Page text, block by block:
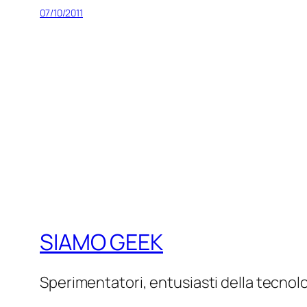
07/10/2011
SIAMO GEEK
Sperimentatori, entusiasti della